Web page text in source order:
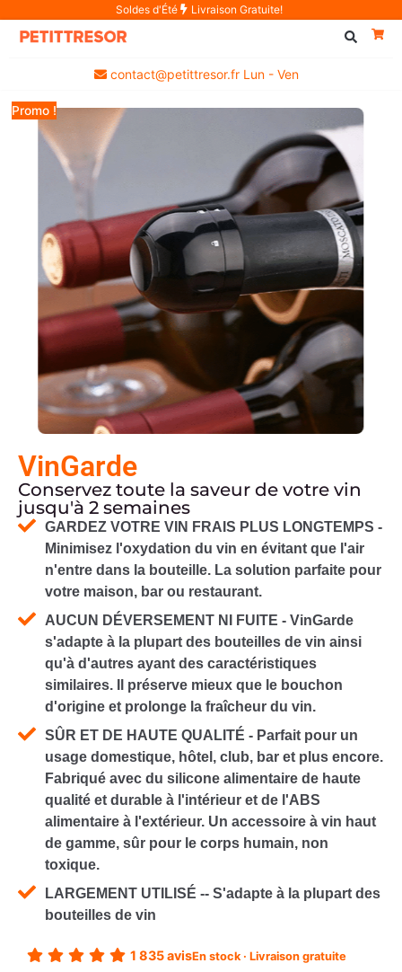
Soldes d'Été Livraison Gratuite!
contact@petittresor.fr Lun - Ven
VinGarde
Conservez toute la saveur de votre vin
jusqu'à 2 semaines
GARDEZ VOTRE VIN FRAIS PLUS LONGTEMPS -
Minimisez l'oxydation du vin en évitant que l'air
n'entre dans la bouteille. La solution parfaite pour
votre maison, bar ou restaurant.
AUCUN DÉVERSEMENT NI FUITE - VinGarde
s'adapte à la plupart des bouteilles de vin ainsi
qu'à d'autres ayant des caractéristiques
similaires. Il préserve mieux que le bouchon
d'origine et prolonge la fraîcheur du vin.
SÛR ET DE HAUTE QUALITÉ - Parfait pour un
usage domestique, hôtel, club, bar et plus encore.
Fabriqué avec du silicone alimentaire de haute
qualité et durable à l'intérieur et de l'ABS
alimentaire à l'extérieur. Un accessoire à vin haut
de gamme, sûr pour le corps humain, non
toxique.
LARGEMENT UTILISÉ -- S'adapte à la plupart des
bouteilles de vin
1 835 avisEn stock · Livraison gratuite
Promo !